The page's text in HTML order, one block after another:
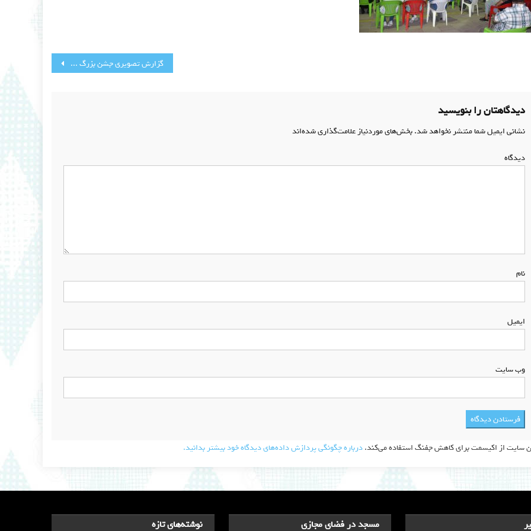
گزارش تصویری جشن بزرگ غدیر
دیدگاهتان را بنویسید
نشانی ایمیل شما منتشر نخواهد شد.بخش‌های موردنیاز علامت‌گذاری شده‌اند
دیدگاه
نام
ایمیل
وب‌ سایت
سایت از اکیسمت برای کاهش جفنگ استفاده می‌کند.درباره چگونگی پردازش داده‌های دیدگاه خود بیشتر بدانید.
نوشته‌های تازه مسجد در فضای مجازی